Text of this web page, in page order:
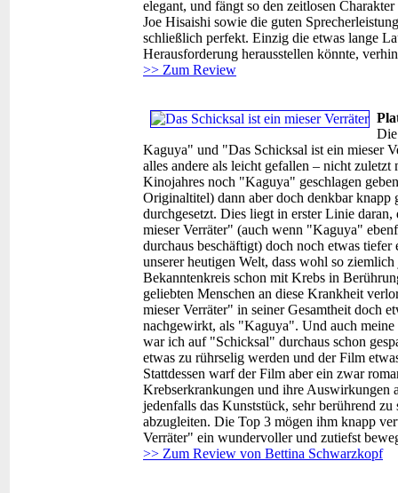
elegant, und fängt so den zeitlosen
Joe Hisaishi sowie die guten
schließlich perfekt. Einzig die etwas lange
Herausforderung herausstellen könnte,
>> Zum Review
Kaguya" und "Das Schicksal ist ein mieser
alles andere als leicht gefallen – nicht
Kinojahres noch "Kaguya" geschlagen
Originaltitel) dann aber doch denkbar knapp
durchgesetzt. Dies liegt in erster Linie
mieser Verräter" (auch wenn "Kaguya"
durchaus beschäftigt) doch noch etwas
unserer heutigen Welt, dass wohl so
Bekanntenkreis schon mit Krebs in
geliebten Menschen an diese Krankheit
mieser Verräter" in seiner Gesamtheit doch
nachgewirkt, als "Kaguya". Und auch
war ich auf "Schicksal" durchaus schon
etwas zu rührselig werden und der Film
Stattdessen warf der Film aber ein zwar
Krebserkrankungen und ihre Auswirkungen
jedenfalls das Kunststück, sehr berührend
abzugleiten. Die Top 3 mögen ihm knapp
Verräter" ein wundervoller und zutiefst
>> Zum Review von Bettina Schwarzkopf